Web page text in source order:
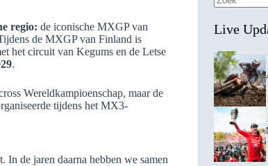
regio: de iconische MXGP van
de MXGP van Finland is
het circuit van Kegums en de Letse
.
Wereldkampioenschap, maar de
tijdens het MX3-
de jaren daarna hebben we samen
resultaten
Live